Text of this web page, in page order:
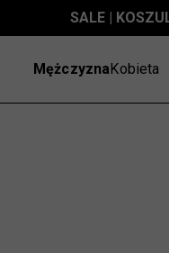
SALE |
MężczyznaKobieta